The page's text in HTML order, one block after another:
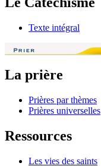
Texte intégral
La prière
Prières par thèmes
Prières universelles
Ressources
Les vies des saints